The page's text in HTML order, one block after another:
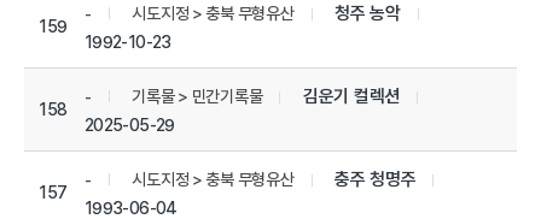
159
- 시도지정 > 충북 무형유산 청주 농악
1992-10-23
158
- 기록물 > 민간기록물 김운기 컬렉션
2025-05-29
157
- 시도지정 > 충북 무형유산 충주 청명주
1993-06-04